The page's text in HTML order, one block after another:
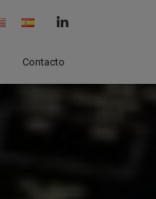
InglésEspañol
Contacto